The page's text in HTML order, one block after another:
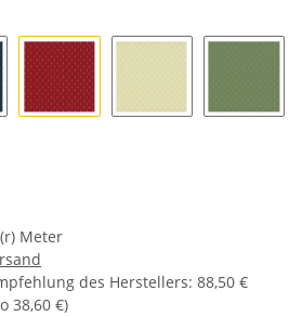
Meter
des Herstellers: 88,50 €
38,60 €)